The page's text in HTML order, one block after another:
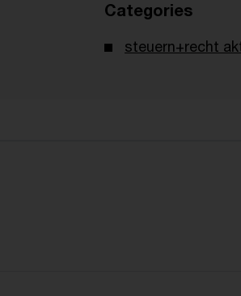
Categories
steuern+recht